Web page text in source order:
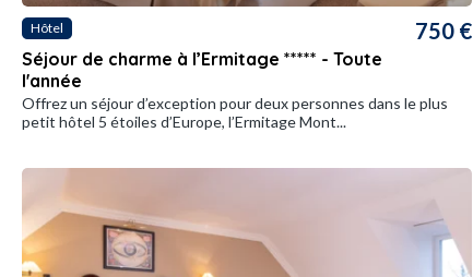
Hôtel
Séjour de charme à l’Ermitage ***** - Toute
l'année
750 €
Offrez un séjour d’exception pour deux personnes dans le plus
petit hôtel 5 étoiles d’Europe, l’Ermitage Mont...